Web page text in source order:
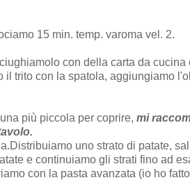
15 min. temp. varoma vel. 2.
con della carta da cucina
il trito con la spatola, aggiungiamo
più piccola per coprire, mi
uno strato di patate,
e continuiamo gli strati fino ad
con la pasta avanzata (io ho